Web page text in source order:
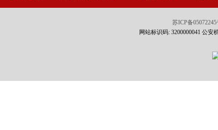
苏ICP备05072245
网站标识码: 3200000041 公安